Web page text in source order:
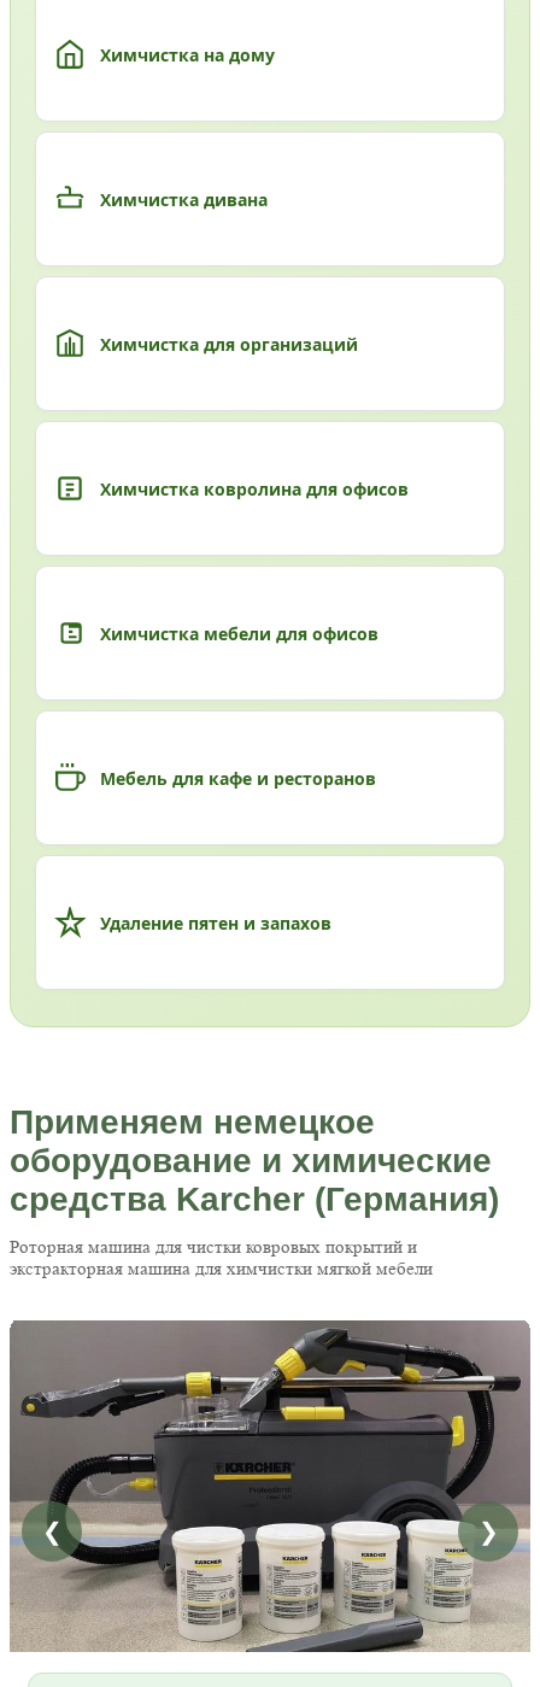
Химчистка на дому
Химчистка дивана
Химчистка для организаций
Химчистка ковролина для офисов
Химчистка мебели для офисов
Мебель для кафе и ресторанов
Удаление пятен и запахов
Применяем немецкое
оборудование и химические
средства Karcher (Германия)
Роторная машина для чистки ковровых покрытий и
экстракторная машина для химчистки мягкой мебели
❮ ❯